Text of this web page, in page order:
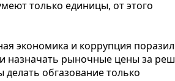
только единицы, от этого
экономика и коррупция
назначать рыночные цены за
обгазование только